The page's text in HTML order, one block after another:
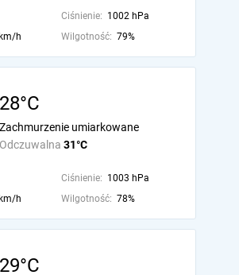
Ciśnienie: 1002 hPa
h Wilgotność: 79%
28°C
Odczuwalna 31°C
Zachmurzenie umiarkowane
Ciśnienie: 1003 hPa
h Wilgotność: 78%
29°C